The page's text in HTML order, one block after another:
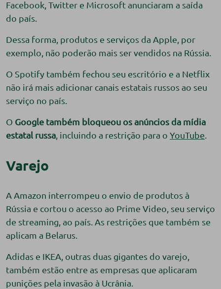
Facebook, Twitter e Microsoft anunciaram a saída
do país.
Dessa forma, produtos e serviços da Apple, por
exemplo, não poderão mais ser vendidos na Rússia.
O Spotify também fechou seu escritório e a Netflix
não irá mais adicionar canais estatais russos ao seu
serviço no país.
O Google também bloqueou os anúncios da mídia
estatal russa , incluindo a restrição para o YouTube
Varejo
A Amazon interrompeu o envio de produtos à
Rússia e cortou o acesso ao Prime Video, seu serviço
de streaming, ao país. As restrições que também se
aplicam a Belarus.
Adidas e IKEA, outras duas gigantes do varejo,
também estão entre as empresas que aplicaram
punições pela invasão à Ucrânia.